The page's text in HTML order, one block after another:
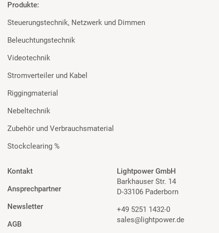
Produkte:
Steuerungstechnik, Netzwerk und Dimmen
Beleuchtungstechnik
Videotechnik
Stromverteiler und Kabel
Riggingmaterial
Nebeltechnik
Zubehör und Verbrauchsmaterial
Stockclearing %
Kontakt
Ansprechpartner
Newsletter
AGB
Lightpower GmbH
Barkhauser Str. 14
D-33106 Paderborn
+49 5251 1432-0
sales@lightpower.de